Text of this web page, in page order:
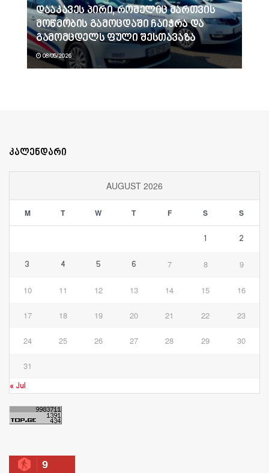
დააკავეს პირი, რომელიც მართვის
მოწმობის გამოცდაში ჩაიჭრა და
გამომცდელს ფული შესთავაზა
08/05/2026
კალენდარი
AUGUST 2026
M T W T F S S
1 2
3 4 5 6 7 8 9
10 11 12 13 14 15 16
17 18 19 20 21 22 23
24 25 26 27 28 29 30
31
« Jul
9